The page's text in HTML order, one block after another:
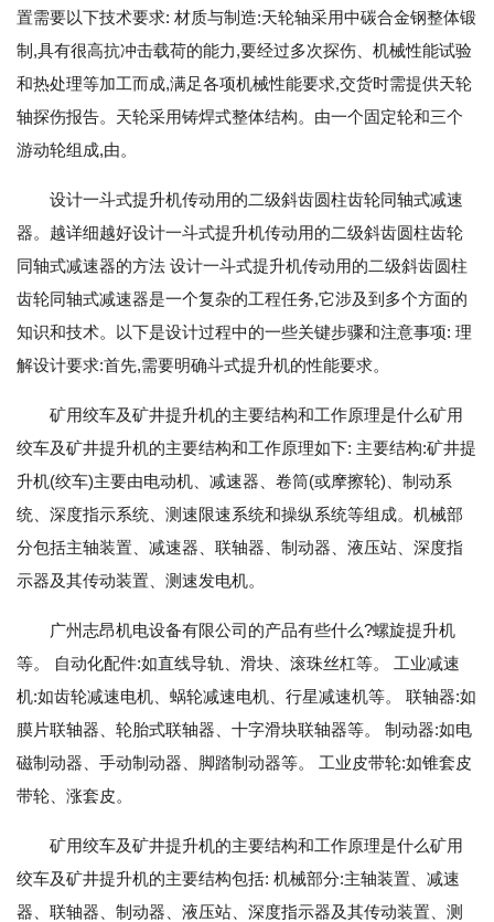
置需要以下技术要求: 材质与制造:天轮轴采用中碳合金钢整体锻
制,具有很高抗冲击载荷的能力,要经过多次探伤、机械性能试验
和热处理等加工而成,满足各项机械性能要求,交货时需提供天轮
轴探伤报告。天轮采用铸焊式整体结构。由一个固定轮和三个
游动轮组成,由。
设计一斗式提升机传动用的二级斜齿圆柱齿轮同轴式减速
器。越详细越好设计一斗式提升机传动用的二级斜齿圆柱齿轮
同轴式减速器的方法 设计一斗式提升机传动用的二级斜齿圆柱
齿轮同轴式减速器是一个复杂的工程任务,它涉及到多个方面的
知识和技术。以下是设计过程中的一些关键步骤和注意事项: 理
解设计要求:首先,需要明确斗式提升机的性能要求。
矿用绞车及矿井提升机的主要结构和工作原理是什么矿用
绞车及矿井提升机的主要结构和工作原理如下: 主要结构:矿井提
升机(绞车)主要由电动机、减速器、卷筒(或摩擦轮)、制动系
统、深度指示系统、测速限速系统和操纵系统等组成。机械部
分包括主轴装置、减速器、联轴器、制动器、液压站、深度指
示器及其传动装置、测速发电机。
广州志昂机电设备有限公司的产品有些什么?螺旋提升机
等。 自动化配件:如直线导轨、滑块、滚珠丝杠等。 工业减速
机:如齿轮减速电机、蜗轮减速电机、行星减速机等。 联轴器:如
膜片联轴器、轮胎式联轴器、十字滑块联轴器等。 制动器:如电
磁制动器、手动制动器、脚踏制动器等。 工业皮带轮:如锥套皮
带轮、涨套皮。
矿用绞车及矿井提升机的主要结构和工作原理是什么矿用
绞车及矿井提升机的主要结构包括: 机械部分:主轴装置、减速
器、联轴器、制动器、液压站、深度指示器及其传动装置、测